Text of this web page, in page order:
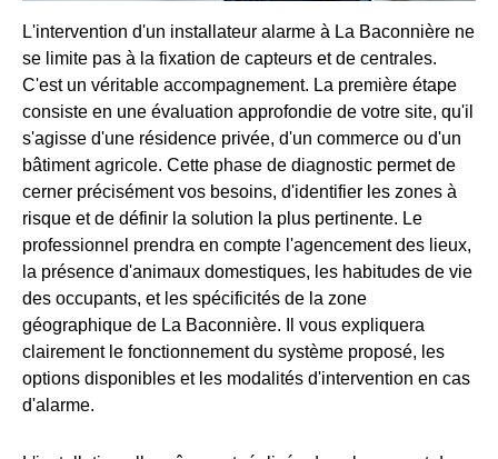
L'intervention d'un installateur alarme à La Baconnière ne
se limite pas à la fixation de capteurs et de centrales.
C'est un véritable accompagnement. La première étape
consiste en une évaluation approfondie de votre site, qu'il
s'agisse d'une résidence privée, d'un commerce ou d'un
bâtiment agricole. Cette phase de diagnostic permet de
cerner précisément vos besoins, d'identifier les zones à
risque et de définir la solution la plus pertinente. Le
professionnel prendra en compte l'agencement des lieux,
la présence d'animaux domestiques, les habitudes de vie
des occupants, et les spécificités de la zone
géographique de La Baconnière. Il vous expliquera
clairement le fonctionnement du système proposé, les
options disponibles et les modalités d'intervention en cas
d'alarme.